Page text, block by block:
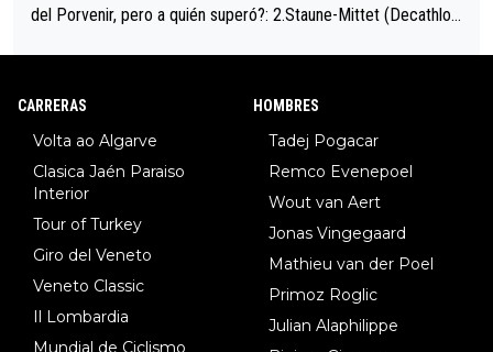
del Porvenir, pero a quién superó?: 2.Staune-Mittet (Decathlon,
CARRERAS
Volta ao Algarve
Clasica Jaén Paraiso
Interior
Tour of Turkey
Giro del Veneto
Veneto Classic
Il Lombardia
Mundial de Ciclismo
HOMBRES
Tadej Pogacar
Remco Evenepoel
Wout van Aert
Jonas Vingegaard
Mathieu van der Poel
Primoz Roglic
Julian Alaphilippe